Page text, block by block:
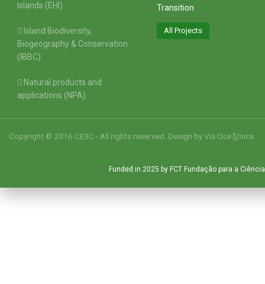
Islands (EHI)
Island Biodiversity,
Biogeography & Conservation
(IBBC)
Natural products and
applications (NPA)
Transition
All Projects
Copyright © 2016 CE3C - All rights reserved. Design byVia Oce창nica
Funded in 2025 by FCT Fundação para a